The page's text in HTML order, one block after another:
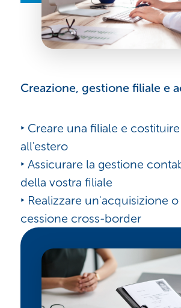
Creazione, gestione filiale e
‣ Creare una filiale e
all'estero
‣ Assicurare la gestione
della vostra filiale
‣ Realizzare un'acquisizione
cessione cross-border